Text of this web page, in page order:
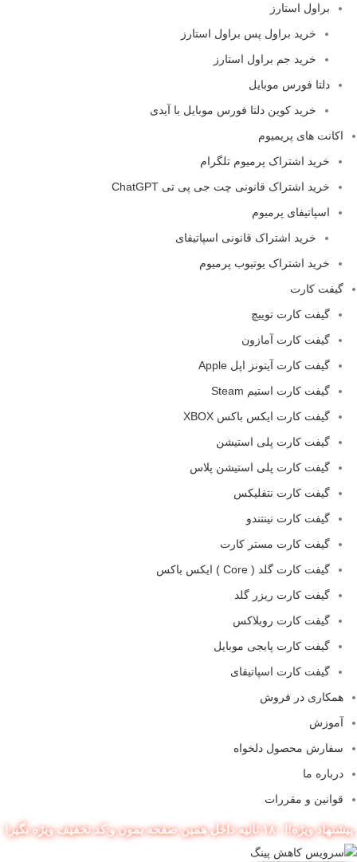
براول استارز
خرید براول پس براول استارز
خرید جم براول استارز
دلتا فورس موبایل
خرید کوین دلتا فورس موبایل با آیدی
اکانت های پریمیوم
خرید اشتراک پرمیوم تلگرام
خرید اشتراک قانونی چت جی پی تی ChatGPT
اسپاتیفای پرمیوم
خرید اشتراک قانونی اسپاتیفای
خرید اشتراک یوتیوب پرمیوم
گیفت کارت
گیفت کارت توییچ
گیفت کارت آمازون
گیفت کارت آیتونز اپل Apple
گیفت کارت استیم Steam
گیفت کارت ایکس باکس XBOX
گیفت کارت پلی استیشن
گیفت کارت پلی استیشن پلاس
گیفت کارت نتفلیکس
گیفت کارت نینتندو
گیفت کارت مستر کارت
گیفت کارت گلد ( Core ) ایکس باکس
گیفت کارت ریزر گلد
گیفت کارت روبلاکس
گیفت کارت پابجی موبایل
گیفت کارت اسپاتیفای
همکاری در فروش
آموزش
سفارش محصول دلخواه
درباره ما
قوانین و مقررات
پیشنهاد ویژه‼️ ۱۸۰ ثانیه داخل همین صفحه بمون و کد تخفیف ویژه بگیر!